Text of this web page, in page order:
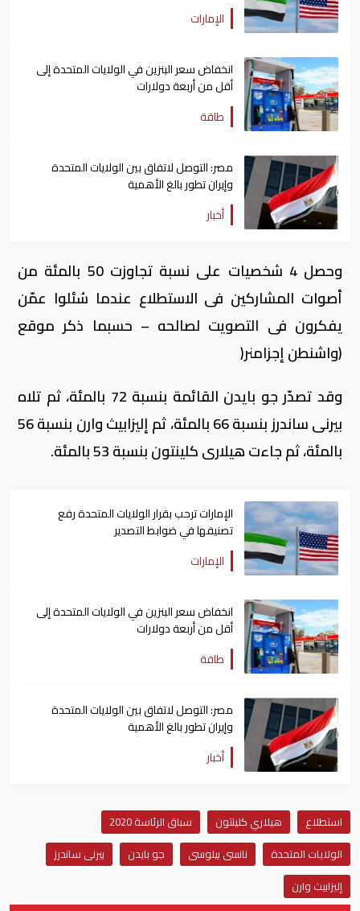
الإمارات
انخفاض سعر البنزين في الولايات المتحدة إلى
أقل من أربعة دولارات
طاقة
مصر: التوصل لاتفاق بين الولايات المتحدة
وإيران تطور بالغ الأهمية
أخبار
وحصل 4 شخصيات على نسبة تجاوزت 50 بالمئة من
أصوات المشاركين فى الاستطلاع عندما سُئلوا عمّن
يفكرون فى التصويت لصالحه – حسبما ذكر موقع
(واشنطن إجزامنر(
وقد تصدّر جو بايدن القائمة بنسبة 72 بالمئة، ثم تلاه
بيرنى ساندرز بنسبة 66 بالمئة، ثم إليزابيث وارن بنسبة 56
بالمئة، ثم جاءت هيلارى كلينتون بنسبة 53 بالمئة.
الإمارات ترحب بقرار الولايات المتحدة رفع
تصنيفها في ضوابط التصدير
الإمارات
انخفاض سعر البنزين في الولايات المتحدة إلى
أقل من أربعة دولارات
طاقة
مصر: التوصل لاتفاق بين الولايات المتحدة
وإيران تطور بالغ الأهمية
أخبار
استطلاع هيلاري كلينتون
سباق الرئاسة 2020
الولايات المتحدة
نانسى بيلوسى جو بايدن
بيرنى ساندرز
إليزابيث وارن